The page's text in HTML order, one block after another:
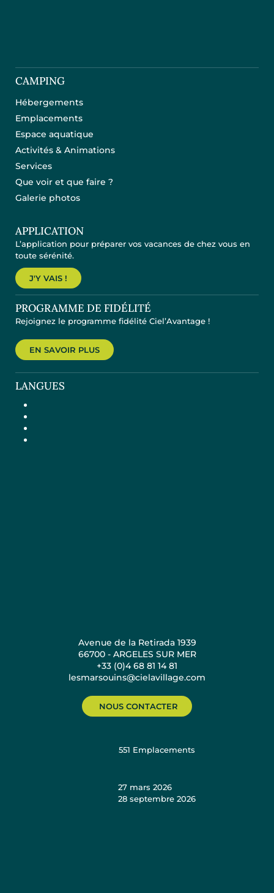
CAMPING
Hébergements
Emplacements
Espace aquatique
Activités & Animations
Services
Que voir et que faire ?
Galerie photos
APPLICATION
L’application pour préparer vos vacances de chez vous en
toute sérénité.
J'Y VAIS !
PROGRAMME DE FIDÉLITÉ
Rejoignez le programme fidélité Ciel’Avantage !
EN SAVOIR PLUS
LANGUES
Avenue de la Retirada 1939
66700 - ARGELES SUR MER
+33 (0)4 68 81 14 81
lesmarsouins@cielavillage.com
NOUS CONTACTER
551 Emplacements
27 mars 2026
28 septembre 2026